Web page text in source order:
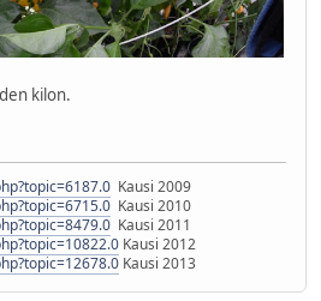
kilon.
Kausi 2009
Kausi 2010
Kausi 2011
Kausi 2012
Kausi 2013